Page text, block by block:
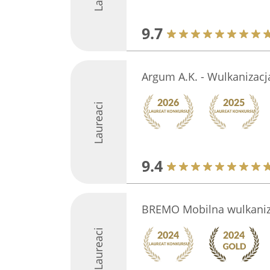
9.7
Laureaci
Argum A.K. -
9.4
Laureaci
BREMO Mobilna